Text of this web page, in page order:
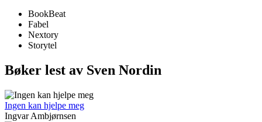
BookBeat
Fabel
Nextory
Storytel
Bøker lest av Sven Nordin
Ingen kan hjelpe meg
Ingvar Ambjørnsen